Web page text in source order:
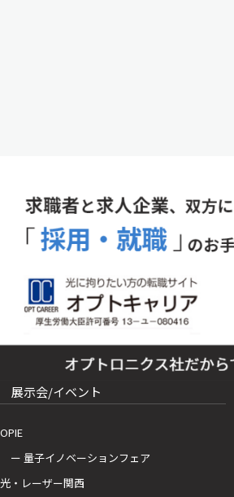
展示会/イベント
OPIE
ー 量子イノベーションフェア
光・レーザー関西